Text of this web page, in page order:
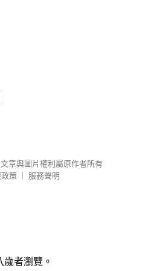
文章與圖片權利屬原作者所有
策
服務聲明
者瀏覽。